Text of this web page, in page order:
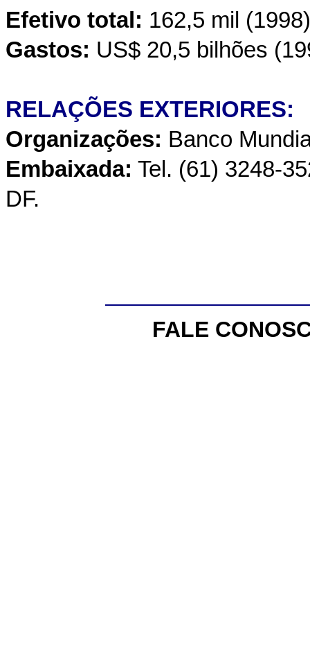
Efetivo total: 162,5 mil
Gastos: US$ 20,5 bilhões
RELAÇÕES EXTERIORES:
Organizações: Banco
Embaixada: Tel. (61) 3248-
DF.
FALE